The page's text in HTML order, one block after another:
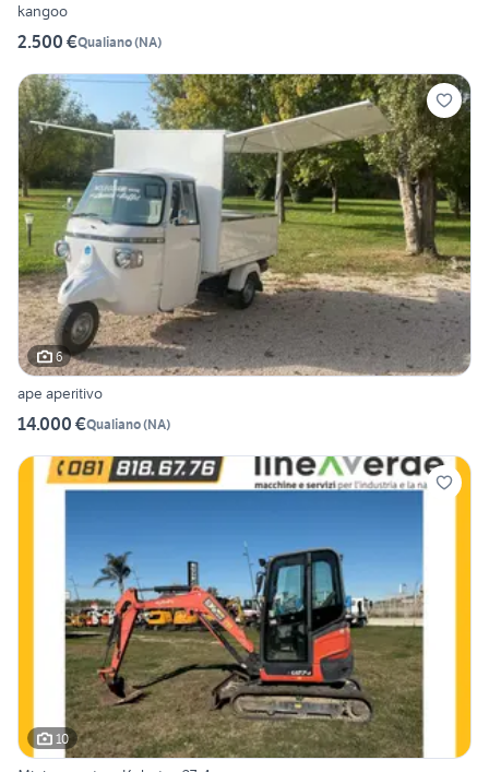
kangoo
2.500 €Qualiano(NA)
6
ape aperitivo
14.000 €Qualiano(NA)
10